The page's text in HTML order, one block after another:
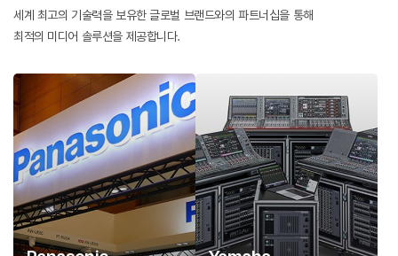
세계 최고의 기술력을 보유한 글로벌 브랜드와의 파트너십을 통해
최적의 미디어 솔루션을 제공합니다.